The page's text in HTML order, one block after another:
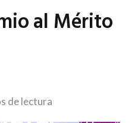
al Mérito
de lectura